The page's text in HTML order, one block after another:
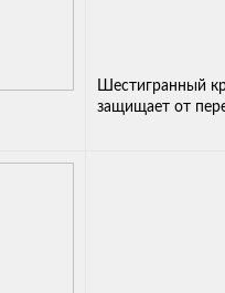
Шестигранный
защищает от